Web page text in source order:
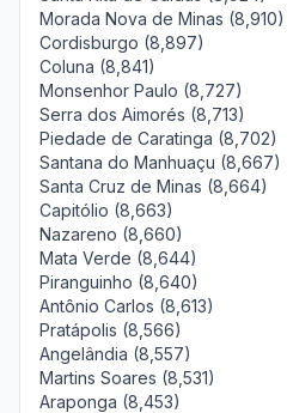
Morada Nova de Minas (8,910)
Cordisburgo (8,897)
Coluna (8,841)
Monsenhor Paulo (8,727)
Serra dos Aimorés (8,713)
Piedade de Caratinga (8,702)
Santana do Manhuaçu (8,667)
Santa Cruz de Minas (8,664)
Capitólio (8,663)
Nazareno (8,660)
Mata Verde (8,644)
Piranguinho (8,640)
Antônio Carlos (8,613)
Pratápolis (8,566)
Angelândia (8,557)
Martins Soares (8,531)
Araponga (8,453)